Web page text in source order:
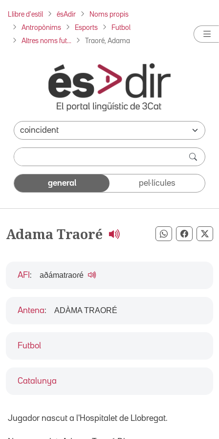
Llibre d'estil ésAdir Noms propis
Antropònims Esports Futbol
Altres noms fut... Traoré, Adama
general pel·lícules
Adama Traoré Compartir
Futbol
Catalunya
AFI : aðámatɾaoɾé
Antena: ADÀMA TRAORÉ
Jugador nascut a l'Hospitalet de Llobregat.